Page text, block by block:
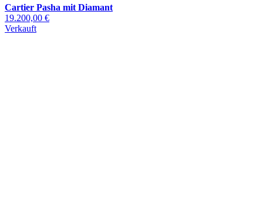
Cartier Pasha mit Diamant
19.200,00 €
Verkauft